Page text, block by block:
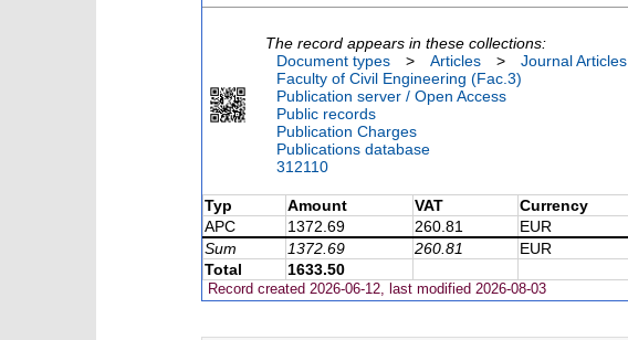
The record appears in these collections:
Document types
> Articles >
Journal Articles
Faculty of Civil Engineering (Fac.3)
Publication server / Open Access
Public records
Publication Charges
Publications database
312110
Typ Amount VAT Currency
APC
1372.69 260.81 EUR
Sum
1372.69 260.81
EUR
Total
1633.50
Record created 2026-06-12, last modified 2026-08-03